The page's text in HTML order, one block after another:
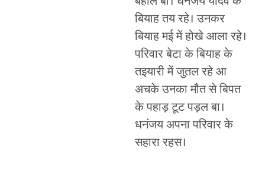
बियाह तय रहे। उनकर
बियाह मई में होखे आला रहे।
परिवार बेटा के बियाह के
तइयारी में जुतल रहे आ
अचके उनका मौत से बिपत
के पहाड़ टूट पड़ल बा।
धनंजय अपना परिवार के
सहारा रहस।